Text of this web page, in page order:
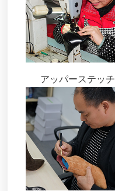
アッパーステッチ